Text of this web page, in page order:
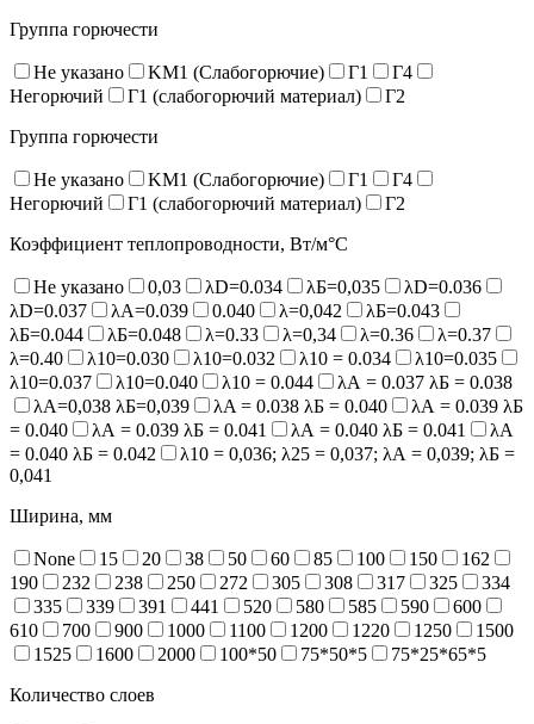
Группа горючести
Не указано KM1 (Слабогорючие) Г1
Г4
Негорючий
Г1 (слабогорючий материал)
Г2
Группа горючести
Не указано KM1 (Слабогорючие) Г1
Г4
Негорючий
Г1 (слабогорючий материал)
Г2
Коэффициент теплопроводности, Вт/м°С
Не указано 0,03 λD=0.034 λБ=0,035
λD=0.036
λD=0.037
λA=0.039 0.040 λ=0,042
λБ=0.043
λБ=0.044
λБ=0.048 λ=0.33 λ=0,34 λ=0.36
λ=0.37
λ=0.40
λ10=0.030 λ10=0.032 λ10 = 0.034
λ10=0.035
λ10=0.037
λ10=0.040 λ10 = 0.044
λА = 0.037 λБ = 0.038
λА=0,038 λБ=0,039
λA = 0.038 λБ = 0.040
λА = 0.039 λБ
= 0.040
λА = 0.039 λБ = 0.041 λА = 0.040 λБ = 0.041
λА
= 0.040 λБ = 0.042
λ10 = 0,036; λ25 = 0,037; λА = 0,039; λБ =
0,041
Ширина, мм
None 15 20 38 50 60 85 100 150
162
190
232 238 250 272 305 308 317 325
334
335
339 391 441 520 580 585 590
600
610
700 900 1000 1100 1200 1220 1250
1500
1525
1600 2000 100*50 75*50*5
75*25*65*5
Количество слоев